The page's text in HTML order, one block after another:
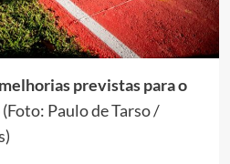
previstas para o
(Foto: Paulo de Tarso /